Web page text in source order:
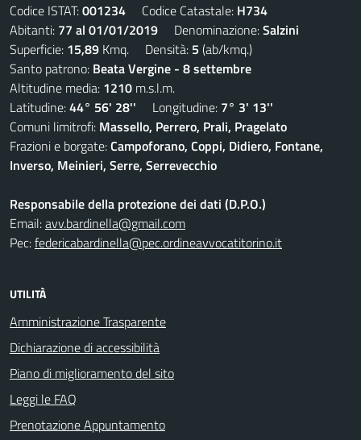
Codice ISTAT:001234 Codice Catastale: H734
Abitanti: 77 al 01/01/2019 Denominazione:Salzini
Superficie: 15,89 Kmq. Densità: 5 (ab/kmq.)
Santo patrono: Beata Vergine - 8 settembre
Altitudine media: 1210 m.s.l.m.
Latitudine:44° 56' 28'' Longitudine: 7° 3' 13''
Comuni limitrofi: Massello, Perrero, Prali, Pragelato
Frazioni e borgate:Campoforano, Coppi, Didiero, Fontane,
Inverso, Meinieri, Serre, Serrevecchio
Responsabile della protezione dei dati (D.P.O.)
Email:avv.bardinella@gmail.com
Pec:federicabardinella@pec.ordineavvocatitorino.it
UTILITÀ
Amministrazione Trasparente
Dichiarazione di accessibilità
Piano di miglioramento del sito
Leggi le FAQ
Prenotazione Appuntamento